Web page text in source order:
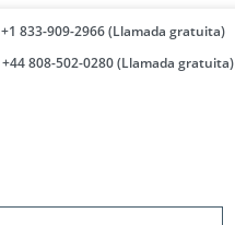
+1 833-909-2966 (Llamada gratuita)
+44 808-502-0280 (Llamada gratuita)